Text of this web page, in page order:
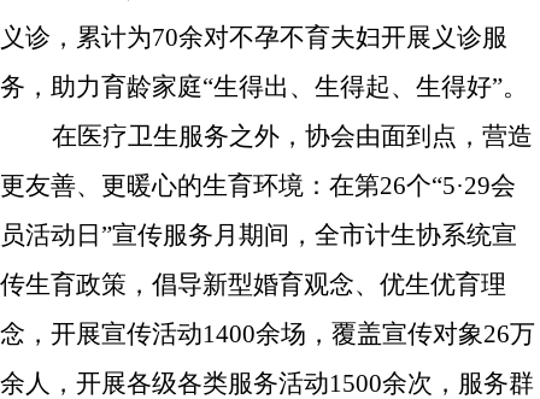
义诊，累计为70余对不孕不育夫妇开展义诊服
务， 助力育龄家庭“生得出、 生得起、生得好”。
在医疗卫生服务之外，协会由面到点，营造
更友善、更暖心的生育环境：在第26个“5·29会
员活动日”宣传服务月期间，全市计生协系统宣
传生育政策，倡导新型婚育观念、优生优育理
念，开展宣传活动1400余场，覆盖宣传对象26万
余人，开展各级各类服务活动1500余次，服务群